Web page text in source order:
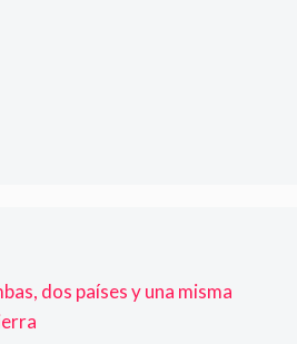
dos países y una misma